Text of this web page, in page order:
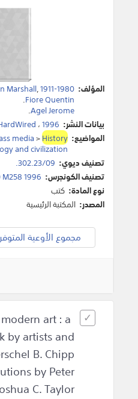
المؤلف: Marshall,1911-1980
Fiore Quentin
.
Agel Jerome
.
بيانات النشر:
،1996
المواضيع:
media>History
and civilization
تصنيف ديوي: 302.23/09.
تصنيف الكونجرس: 1996
نوع المادة: كتب
المصدر: المكتبة الرئيسية
مجموع الأوعية
art : a
by artists and
B. Chipp
by Peter
C. Taylor.